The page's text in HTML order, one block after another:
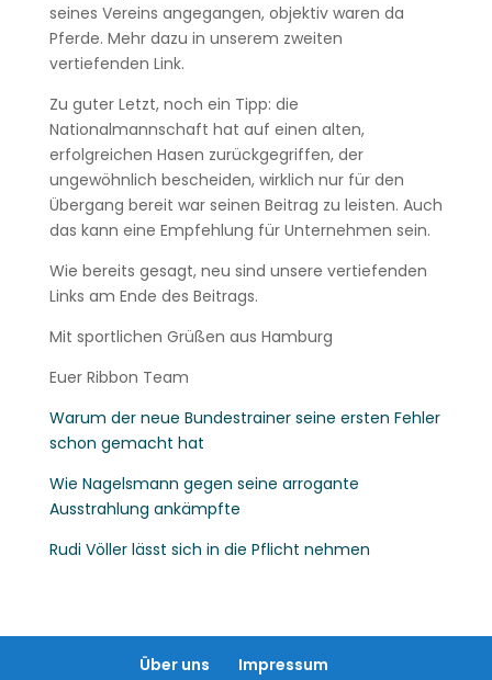
seines Vereins angegangen, objektiv waren da
Pferde. Mehr dazu in unserem zweiten
vertiefenden Link.
Zu guter Letzt, noch ein Tipp: die
Nationalmannschaft hat auf einen alten,
erfolgreichen Hasen zurückgegriffen, der
ungewöhnlich bescheiden, wirklich nur für den
Übergang bereit war seinen Beitrag zu leisten. Auch
das kann eine Empfehlung für Unternehmen sein.
Wie bereits gesagt, neu sind unsere vertiefenden
Links am Ende des Beitrags.
Mit sportlichen Grüßen aus Hamburg
Euer Ribbon Team
Warum der neue Bundestrainer seine ersten Fehler
schon gemacht hat
Wie Nagelsmann gegen seine arrogante
Ausstrahlung ankämpfte
Rudi Völler lässt sich in die Pflicht nehmen
Über uns
Impressum